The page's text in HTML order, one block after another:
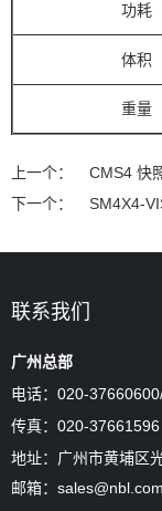
功耗
体积
重量
上一个：
CMS4 快
下一个：
SM4X4-
联系我们
广州总部
电话：020-
传真：020-37661596
地址：广州市黄埔区
邮箱：